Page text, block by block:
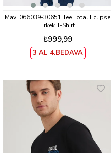
Mavi 066039-30651 Tee Total Eclipse
Erkek T-Shirt
₺999,99
3 AL 4.BEDAVA